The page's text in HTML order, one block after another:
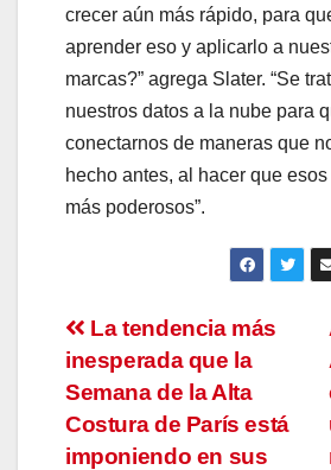
crecer aún más rápido, para
aprender eso y aplicarlo a
marcas?” agrega Slater. “Se
nuestros datos a la nube para
conectarnos de maneras que
hecho antes, al hacer que
más poderosos”.
Navegación
de
entradas
La tendencia más
inesperada que la
Semana de la Alta
Costura de París está
imponiendo en sus